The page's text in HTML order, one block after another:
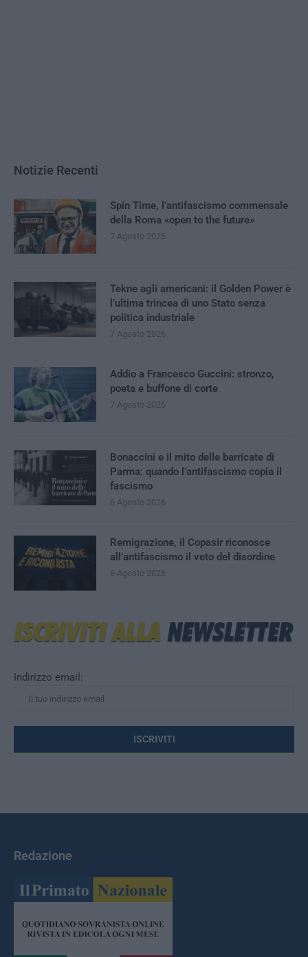
Indirizzo email:
Notizie Recenti
Spin Time, l’antifascismo commensale
della Roma «open to the future»
7 Agosto 2026
Tekne agli americani: il Golden Power è
l’ultima trincea di uno Stato senza
politica industriale
7 Agosto 2026
Addio a Francesco Guccini: stronzo,
poeta e buffone di corte
7 Agosto 2026
Bonaccini e il mito delle barricate di
Parma: quando l’antifascismo copia il
fascismo
6 Agosto 2026
Remigrazione, il Copasir riconosce
all’antifascismo il veto del disordine
6 Agosto 2026
Redazione